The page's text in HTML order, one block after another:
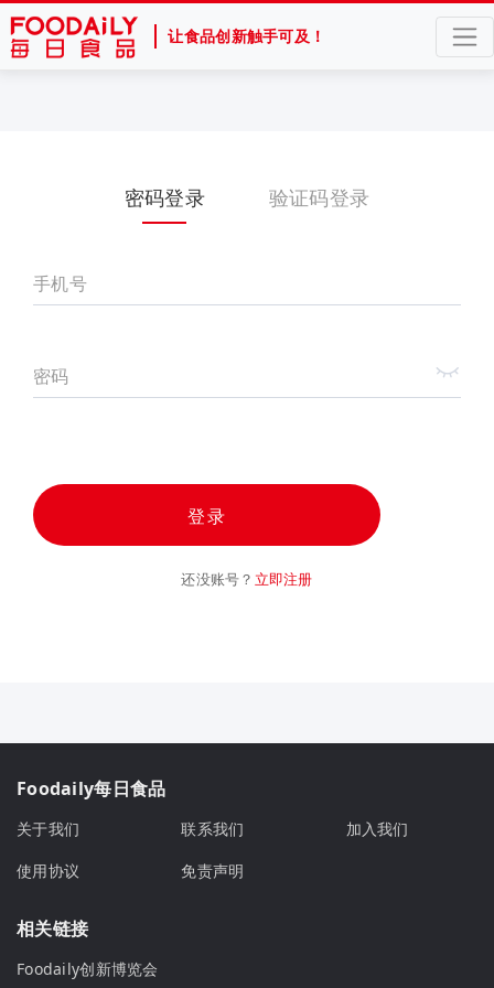
让食品创新触手可及！
密码登录 验证码登录
手机号
密码
登录
还没账号？ 立即注册
Foodaily每日食品
关于我们 联系我们
加入我们
使用协议
免责声明
相关链接
Foodaily创新博览会